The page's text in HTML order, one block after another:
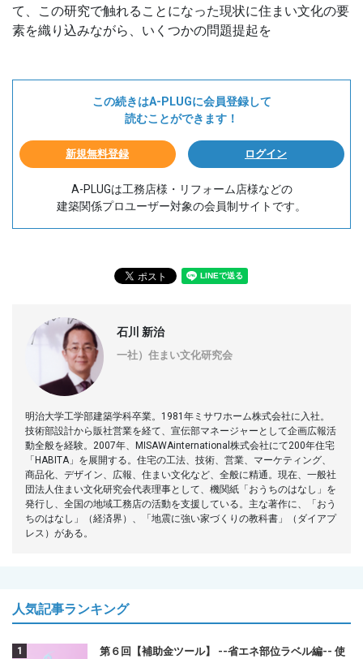
て、この研究で触れることになった現状に住まい文化の要
素を織り込みながら、いくつかの問題提起を
この続きはA-PLUGに会員登録して
読むことができます！
新規無料登録 ログイン
A-PLUGは工務店様・リフォーム店様などの
建築関係プロユーザー対象の会員制サイトです。
石川 新治
一社）住まい文化研究会
明治大学工学部建築学科卒業。1981年ミサワホーム株式会社に入社。
技術部設計から販社営業を経て、宣伝部マネージャーとして企画広報活
動全般を経験。2007年、MISAWAinternational株式会社にて200年住宅
「HABITA」を展開する。住宅の工法、技術、営業、マーケティング、
商品化、デザイン、広報、住まい文化など、全般に精通。現在、一般社
団法人住まい文化研究会代表理事として、機関紙「おうちのはなし」を
発行し、全国の地域工務店の活動を支援している。主な著作に、「おう
ちのはなし」（経済界）、「地震に強い家づくりの教科書」（ダイアプ
レス）がある。
人気記事ランキング
第６回【補助金ツール】 --省エネ部位ラベル編-- 使